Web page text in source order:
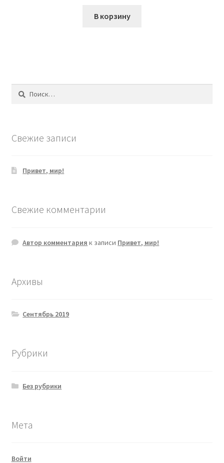
В корзину
Найти:
Свежие записи
Привет, мир!
Свежие комментарии
Автор комментария к записи Привет, мир!
Архивы
Сентябрь 2019
Рубрики
Без рубрики
Мета
Войти